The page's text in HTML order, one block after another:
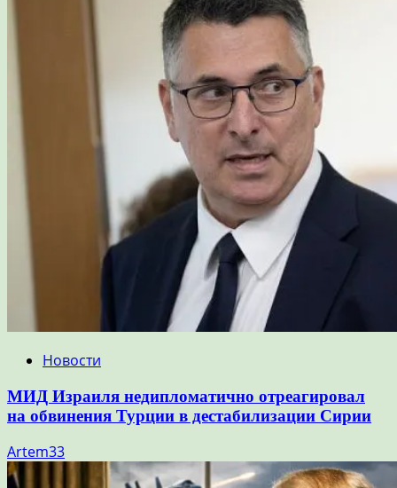
Новости
МИД Израиля недипломатично отреагировал
на обвинения Турции в дестабилизации Сирии
Artem33